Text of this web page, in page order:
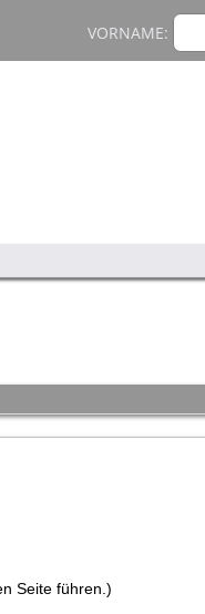
VORNAME:
Seite führen.)